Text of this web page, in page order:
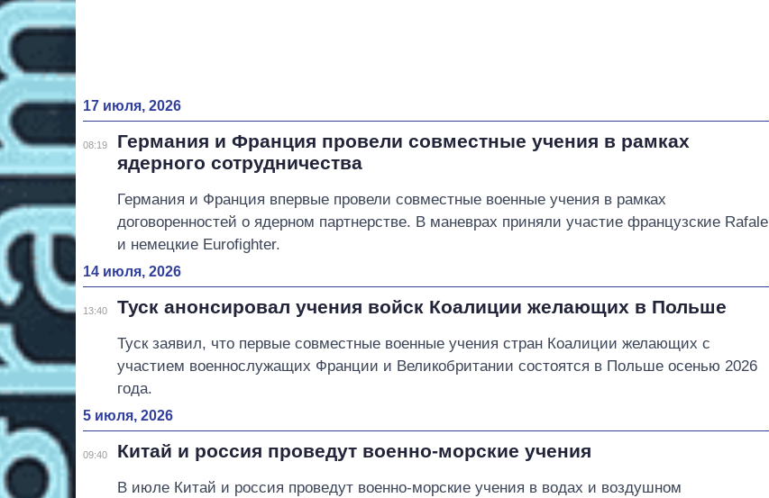
17 июля, 2026
08:19
Германия и Франция провели совместные учения в рамках
ядерного сотрудничества
Германия и Франция впервые провели совместные военные учения в рамках
договоренностей о ядерном партнерстве. В маневрах приняли участие французские Rafale
и немецкие Eurofighter.
14 июля, 2026
13:40 Туск анонсировал учения войск Коалиции желающих в Польше
Туск заявил, что первые совместные военные учения стран Коалиции желающих с
участием военнослужащих Франции и Великобритании состоятся в Польше осенью 2026
года.
5 июля, 2026
09:40 Китай и россия проведут военно-морские учения
В июле Китай и россия проведут военно-морские учения в водах и воздушном
Осокорках